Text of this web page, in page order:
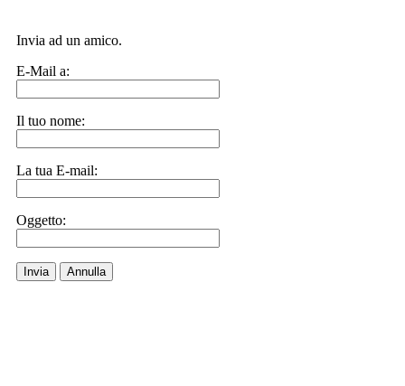
Invia ad un amico.
E-Mail a:
Il tuo nome:
La tua E-mail:
Oggetto:
Invia Annulla